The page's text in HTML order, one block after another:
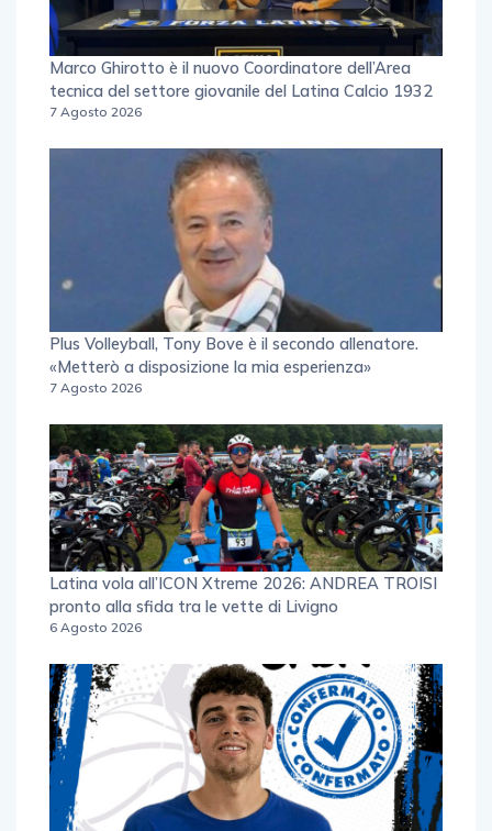
Marco Ghirotto è il nuovo Coordinatore dell’Area
tecnica del settore giovanile del Latina Calcio 1932
7 Agosto 2026
Plus Volleyball, Tony Bove è il secondo allenatore.
«Metterò a disposizione la mia esperienza»
7 Agosto 2026
Latina vola all’ICON Xtreme 2026: ANDREA TROISI
pronto alla sfida tra le vette di Livigno
6 Agosto 2026